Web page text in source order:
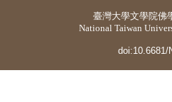
臺灣大學文學院佛
National Taiwan
doi:10.6681/